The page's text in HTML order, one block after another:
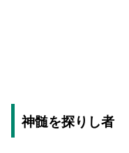
神髄を探りし者